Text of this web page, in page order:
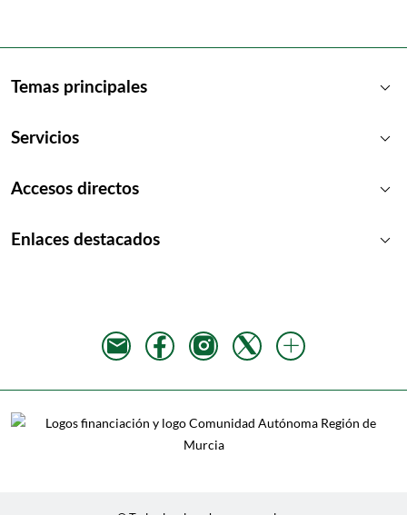
Temas principales keyboard_arrow_down
Servicios keyboard_arrow_down
Accesos directos keyboard_arrow_down
Enlaces destacados keyboard_arrow_down